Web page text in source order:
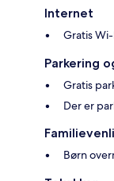
Internet
Gratis
Parkering
Gratis
Der er
Børn